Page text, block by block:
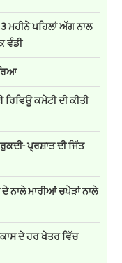
ਮਹੀਨੇ ਪਹਿਲਾਂ ਅੱਗ ਨਾਲ
ਵੰਡੀ
ਕਮੇਟੀ ਦੀ ਕੀਤੀ
ਪ੍ਰਸ਼ਾਤ ਦੀ ਜਿੱਤ
ਨਾਲੇ ਮਾਰੀਆਂ ਚਪੇੜਾਂ ਨਾਲੇ
ਦੇ ਹਰ ਖੇਤਰ ਵਿੱਚ